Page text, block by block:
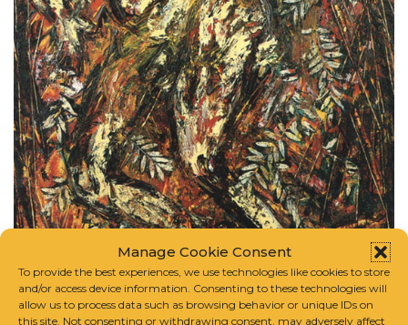
Manage Cookie Consent
To provide the best experiences, we use technologies like cookies to store
and/or access device information. Consenting to these technologies will
allow us to process data such as browsing behavior or unique IDs on
this site. Not consenting or withdrawing consent, may adversely affect